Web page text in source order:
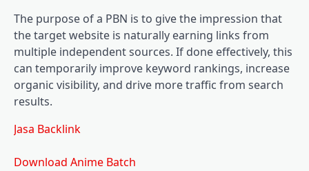
The purpose of a PBN is to give the impression that
the target website is naturally earning links from
multiple independent sources. If done effectively, this
can temporarily improve keyword rankings, increase
organic visibility, and drive more traffic from search
results.
Jasa Backlink
Download Anime Batch